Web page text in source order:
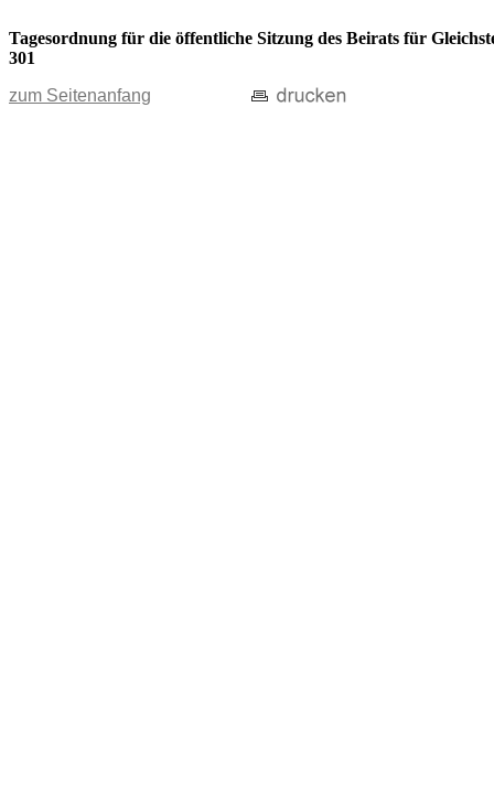
Tagesordnung für die öffentliche Sitzung des Beirats für
301
zum Seitenanfang